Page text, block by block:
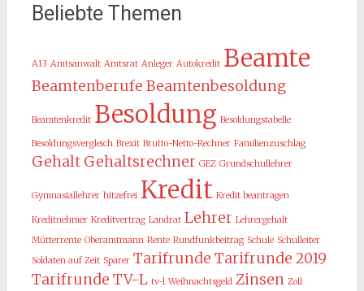
Beliebte Themen
A13 Amtsanwalt Amtsrat Anleger Autokredit Beamte
Beamtenberufe Beamtenbesoldung
Beamtenkredit Besoldung Besoldungstabelle
Besoldungsvergleich Brexit Brutto-Netto-Rechner Familienzuschlag
Gehalt Gehaltsrechner GEZ Grundschullehrer
Gymnasiallehrer hitzefrei Kredit Kredit beantragen
Kreditnehmer Kreditvertrag Landrat Lehrer Lehrergehalt
Mütterrente Oberamtmann Rente Rundfunkbeitrag Schule Schulleiter
Soldaten auf Zeit Sparer Tarifrunde Tarifrunde 2019
Tarifrunde TV-L tv-l Weihnachtsgeld Zinsen Zoll